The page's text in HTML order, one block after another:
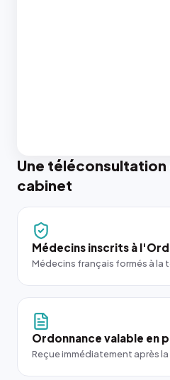
Une téléconsultation
cabinet
Médecins inscrits à
Médecins français formés à la
Ordonnance valable en
Reçue immédiatement après